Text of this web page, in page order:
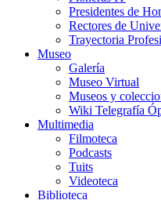
Presidentes de
Rectores de
Trayectoria
Museo
Galería
Museo Virtual
Museos y
Wiki Telegrafía
Multimedia
Filmoteca
Podcasts
Tuits
Videoteca
Biblioteca